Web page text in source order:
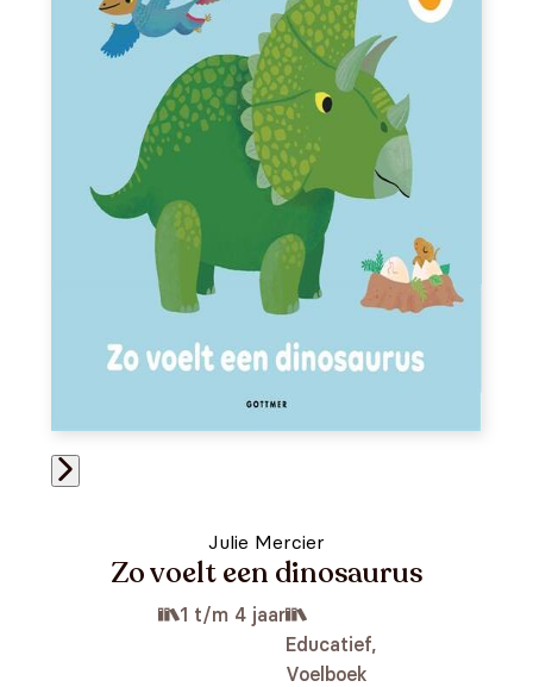
Julie Mercier
Zo voelt een dinosaurus
1 t/m 4 jaar
Educatief,
Voelboek
We gebruiken je gegevens om contact op te nemen, in
overeenstemming met onsprivacybeleid.